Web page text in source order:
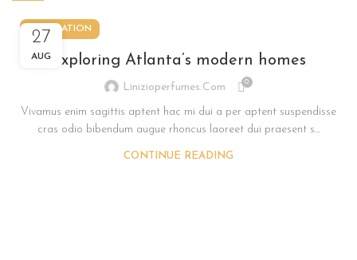
27
AUG
DECORATION
Exploring Atlanta’s modern homes
Linizioperfumes.com 0
Vivamus enim sagittis aptent hac mi dui a per aptent suspendisse
cras odio bibendum augue rhoncus laoreet dui praesent s...
CONTINUE READING